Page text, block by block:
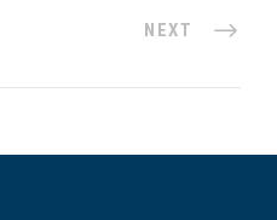
NEXT